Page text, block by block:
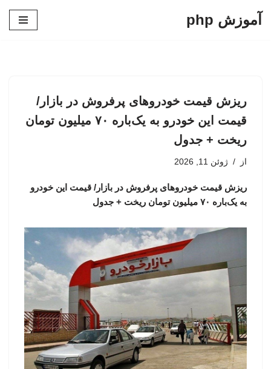
آموزش php
ریزش قیمت خودروهای پرفروش در بازار/
قیمت این خودرو به یک‌باره ۷۰ میلیون تومان
ریخت + جدول
از ژوئن 11, 2026
ریزش قیمت خودروهای پرفروش در بازار/ قیمت این خودرو
به یک‌باره ۷۰ میلیون تومان ریخت + جدول